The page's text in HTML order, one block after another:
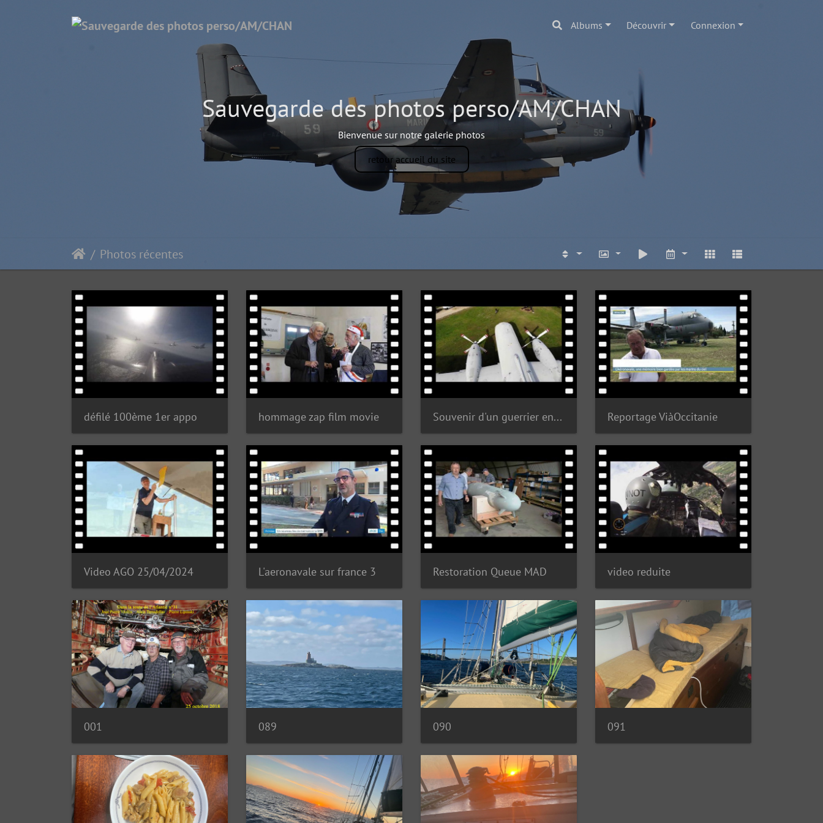
Albums Découvrir Connexion
Sauvegarde des photos perso/AM/CHAN
Bienvenue sur notre galerie photos
retour accueil du site
Photos récentes
défilé 100ème 1er appo hommage zap film movie Souvenir d'un guerrier entravé Reportage ViàOccitanie
Video AGO 25/04/2024 L'aeronavale sur france 3 Restoration Queue MAD video reduite
001 089 090 091